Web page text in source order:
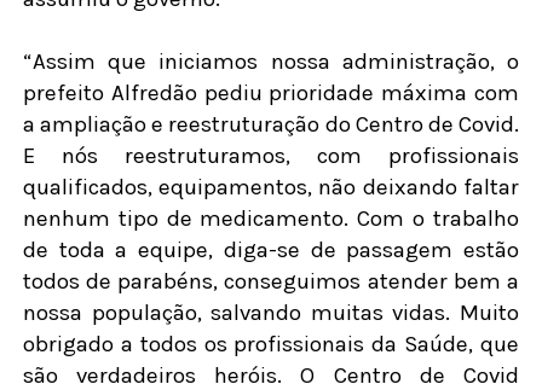
“Assim que iniciamos nossa administração, o
prefeito Alfredão pediu prioridade máxima com
a ampliação e reestruturação do Centro de Covid.
E nós reestruturamos, com profissionais
qualificados, equipamentos, não deixando faltar
nenhum tipo de medicamento. Com o trabalho
de toda a equipe, diga-se de passagem estão
todos de parabéns, conseguimos atender bem a
nossa população, salvando muitas vidas. Muito
obrigado a todos os profissionais da Saúde, que
são verdadeiros heróis. O Centro de Covid